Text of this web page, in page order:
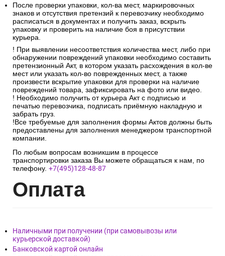
После проверки упаковки, кол-ва мест, маркировочных
знаков и отсутствия претензий к перевозчику необходимо
расписаться в документах и получить заказ, вскрыть
упаковку и проверить на наличие боя в присутствии
курьера.
! При выявлении несоответствия количества мест, либо при
обнаружении повреждений упаковки необходимо составить
претензионный Акт, в котором указать расхождения в кол-ве
мест или указать кол-во поврежденных мест, а также
произвести вскрытие упаковки для проверки на наличие
повреждений товара, зафиксировать на фото или видео.
! Необходимо получить от курьера Акт с подписью и
печатью перевозчика, подписать приёмную накладную и
забрать груз.
!Все требуемые для заполнения формы Актов должны быть
предоставлены для заполнения менеджером транспортной
компании.
По любым вопросам возникшим в процессе
транспортировки заказа Вы можете обращаться к нам, по
телефону. +7(495)128-48-87
Оплата
Наличными при получении (при самовывозы или
курьерской доставкой)
Банковской картой онлайн